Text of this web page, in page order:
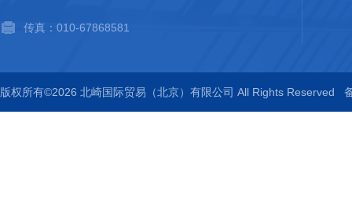
传真：010-67868581
版权所有©2026 北崎国际贸易（北京）有限公司 All Rights Reserved